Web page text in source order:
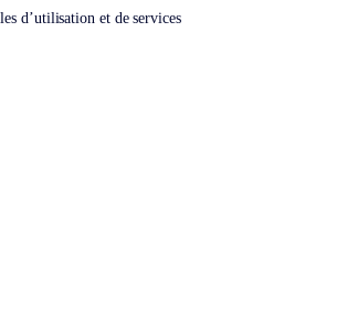
d’utilisation et de services